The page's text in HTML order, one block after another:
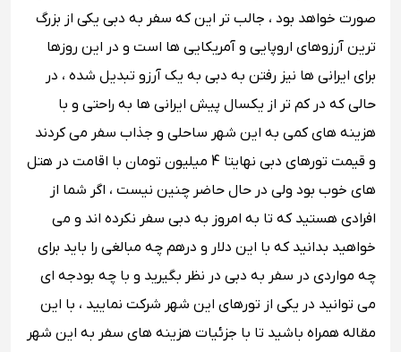
صورت خواهد بود ، جالب تر این که سفر به دبی یکی از بزرگ
ترین آرزوهای اروپایی و آمریکایی ها است و در این روزها
برای ایرانی ها نیز رفتن به دبی به یک آرزو تبدیل شده ، در
حالی که در کم تر از یکسال پیش ایرانی ها به راحتی و با
هزینه های کمی به این شهر ساحلی و جذاب سفر می کردند
و قیمت تورهای دبی نهایتا 4 میلیون تومان با اقامت در هتل
های خوب بود ولی در حال حاضر چنین نیست ، اگر شما از
افرادی هستید که تا به امروز به دبی سفر نکرده اند و می
خواهید بدانید که با این دلار و درهم چه مبالغی را باید برای
چه مواردی در سفر به دبی در نظر بگیرید و با چه بودجه ای
می توانید در یکی از تورهای این شهر شرکت نمایید ، با این
مقاله همراه باشید تا با جزئیات هزینه های سفر به این شهر